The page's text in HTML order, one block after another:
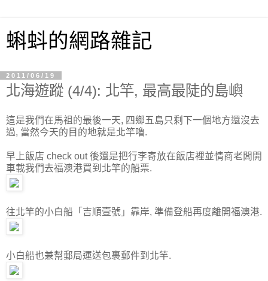
蝌蚪的網路雜記
2011/06/19
北海遊蹤 (4/4): 北竿, 最高最陡的島嶼
這是我們在馬祖的最後一天, 四鄉五島只剩下一個地方還沒去
過, 當然今天的目的地就是北竿嚕.
早上飯店 check out 後還是把行李寄放在飯店裡並情商老闆開
車載我們去福澳港買到北竿的船票.
往北竿的小白船「吉順壹號」靠岸, 準備登船再度離開福澳港.
小白船也兼幫郵局運送包裹郵件到北竿.